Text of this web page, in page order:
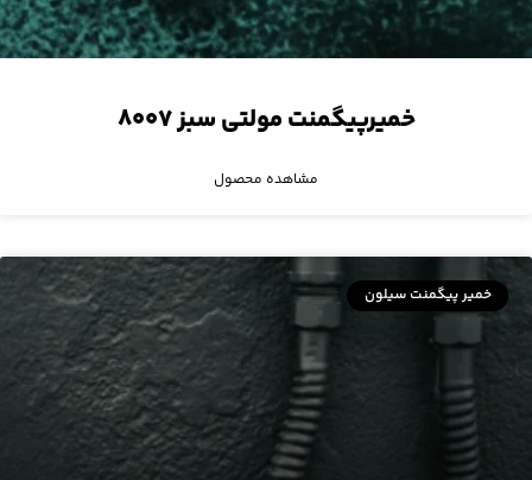
خمیرپیگمنت مولتی سبز ۸۰۰۷
مشاهده محصول
خمیر پیگمنت سیلون